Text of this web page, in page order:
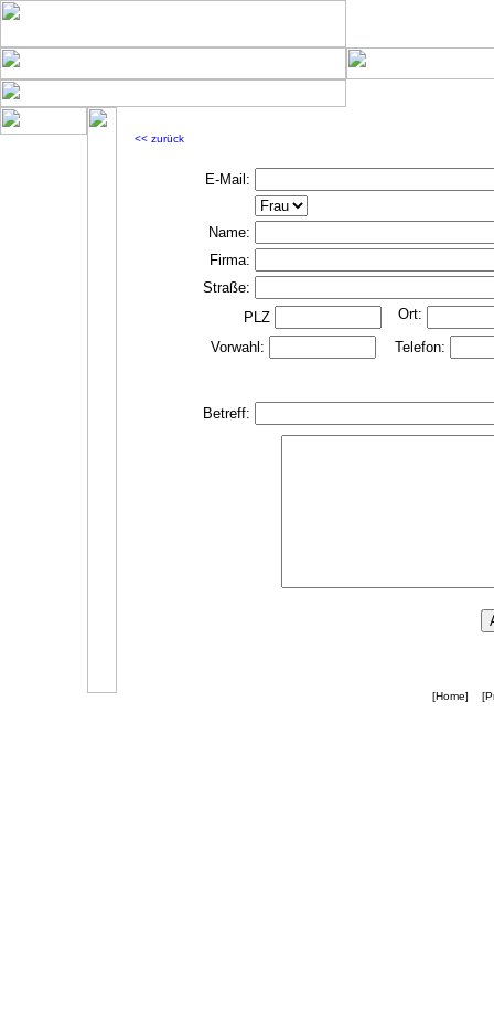
<< zurück
E-Mail:
Name:
Firma:
Straße:
PLZ
Ort:
Vorwahl:
Telefon:
Betreff:
[Home]